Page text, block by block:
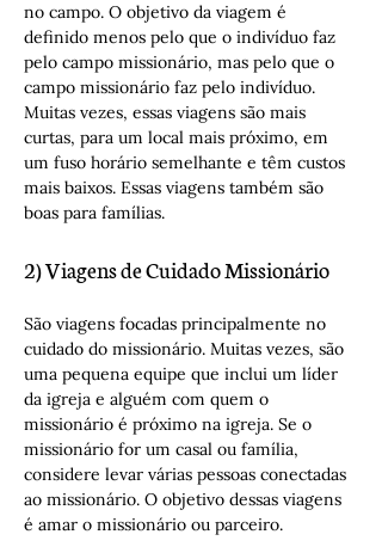
no campo. O objetivo da viagem é
definido menos pelo que o indivíduo faz
pelo campo missionário, mas pelo que o
campo missionário faz pelo indivíduo.
Muitas vezes, essas viagens são mais
curtas, para um local mais próximo, em
um fuso horário semelhante e têm custos
mais baixos. Essas viagens também são
boas para famílias.
2) Viagens de Cuidado Missionário
São viagens focadas principalmente no
cuidado do missionário. Muitas vezes, são
uma pequena equipe que inclui um líder
da igreja e alguém com quem o
missionário é próximo na igreja. Se o
missionário for um casal ou família,
considere levar várias pessoas conectadas
ao missionário. O objetivo dessas viagens
é amar o missionário ou parceiro.